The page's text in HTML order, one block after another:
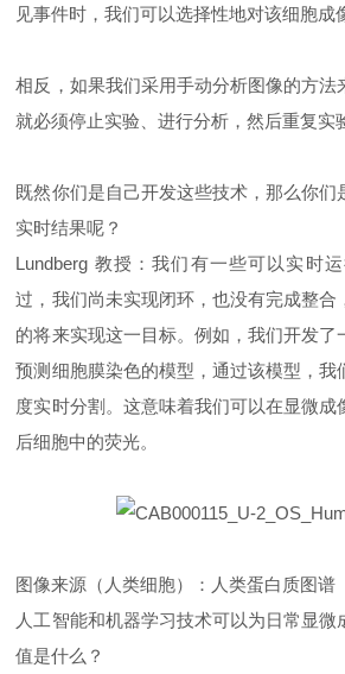
见事件时，我们可以选择性地对该细胞成
相反，如果我们采用手动分析图像的方法
就必须停止实验、进行分析，然后重复实
既然你们是自己开发这些技术，那么你们
实时结果呢？
Lundberg 教授：我们有一些可以实时
过，我们尚未实现闭环，也没有完成整合
的将来实现这一目标。例如，我们开发了
预测细胞膜染色的模型，通过该模型，我
度实时分割。这意味着我们可以在显微成
后细胞中的荧光。
图像来源（人类细胞）：人类蛋白质图谱
人工智能和机器学习技术可以为日常显微
值是什么？